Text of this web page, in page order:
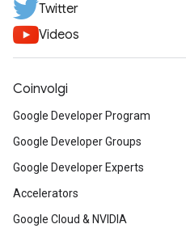
Twitter
Videos
Coinvolgi
Google Developer Program
Google Developer Groups
Google Developer Experts
Accelerators
Google Cloud & NVIDIA